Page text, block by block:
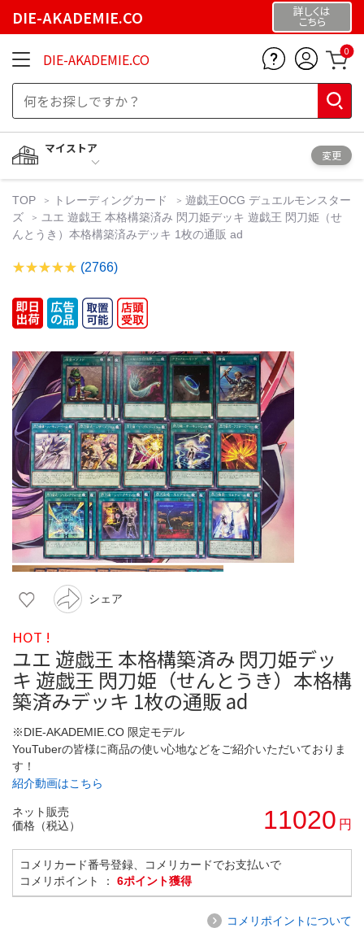
DIE-AKADEMIE.CO 詳しくは
こちら
DIE-AKADEMIE.CO 0
マイストア
変更
TOP トレーディングカード
遊戯王OCG デュエルモンスター
ズ
ユエ 遊戯王 本格構築済み 閃刀姫デッキ 遊戯王 閃刀姫（せ
んとうき）本格構築済みデッキ 1枚の通販 ad
(2766)
シェア
HOT !
ユエ 遊戯王 本格構築済み 閃刀姫デッ
キ 遊戯王 閃刀姫（せんとうき）本格構
築済みデッキ 1枚の通販 ad
※DIE-AKADEMIE.CO 限定モデル
YouTuberの皆様に商品の使い心地などをご紹介いただいておりま
す！
紹介動画はこちら
ネット販売
価格（税込）
11020 円
コメリカード番号登録、コメリカードでお支払いで
コメリポイント ： 6ポイント獲得
コメリポイントについて